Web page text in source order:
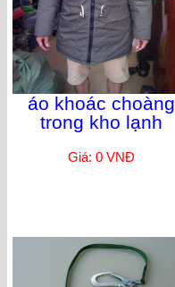
áo khoác choàng
trong kho lạnh
Giá: 0 VNĐ